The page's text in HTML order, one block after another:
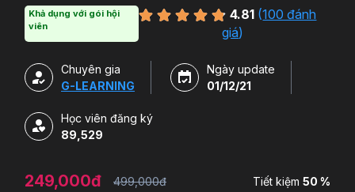
văn phòng sẽ tự tin thao tác về những hàm, công cụ
trong Excel và ứng dụng để giải quyết công việc một
Khả dụng với gói hội
viên
4.81 (100 đánh
giá)
Chuyên gia
G-LEARNING
Ngày update
01/12/21
Học viên đăng ký
89,529
249,000đ 499,000đ Tiết kiệm 50 %